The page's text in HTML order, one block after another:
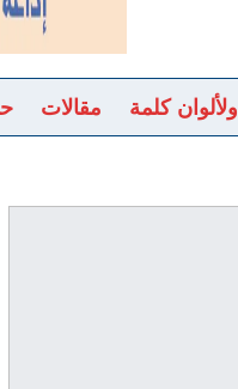
ولألوان كلمة مقالات